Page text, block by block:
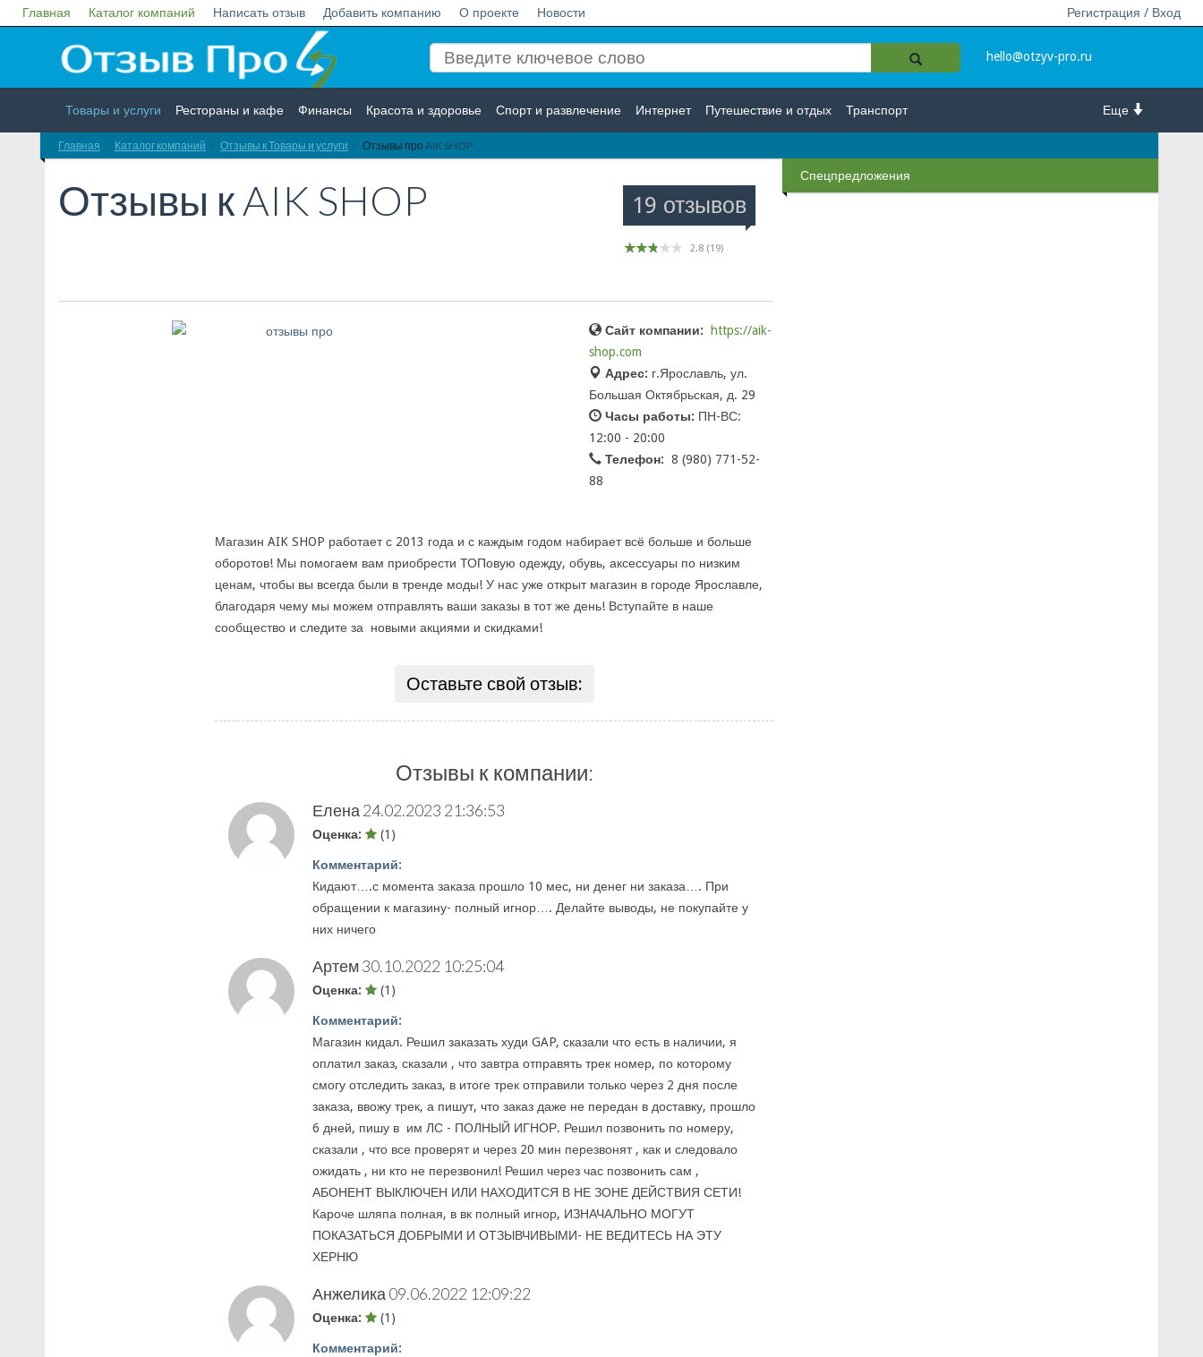
Главная Каталог компаний Написать отзыв Добавить компанию О проекте Новости Регистрация / Вход
hello@otzyv-pro.ru
Еще
Товары и услуги Рестораны и кафе Финансы Красота и здоровье Спорт и развлечение Интернет Путешествие и отдых Транспорт
Недвижимость Работа Гос. учреждения Личности Логистика
Главная Каталог компаний Отзывы к Товары и услуги Отзывы про AIK SHOP
19 отзывов
2.8 (19)
Отзывы кAIK SHOP
Сайт компании:
https://aik-
shop.com
Адрес: г.Ярославль, ул.
Большая Октябрьская, д. 29
Часы работы: ПН-ВС:
12:00 - 20:00
Телефон: 8 (980) 771-52-
88
Магазин AIK SHOP работает с 2013 года и с каждым годом набирает всё больше и больше
оборотов! Мы помогаем вам приобрести ТОПовую одежду, обувь, аксессуары по низким
ценам, чтобы вы всегда были в тренде моды! У нас уже открыт магазин в городе Ярославле,
благодаря чему мы можем отправлять ваши заказы в тот же день! Вступайте в наше
сообщество и следите за новыми акциями и скидками!
Оставьте свой отзыв:
Отзывы к компании:
Елена 24.02.2023 21:36:53
Оценка: (1)
Комментарий:
Кидают….с момента заказа прошло 10 мес, ни денег ни заказа…. При
обращении к магазину- полный игнор…. Делайте выводы, не покупайте у
них ничего
Артем30.10.2022 10:25:04
Оценка: (1)
Комментарий:
Магазин кидал. Решил заказать худи GAP, сказали что есть в наличии, я
оплатил заказ, сказали , что завтра отправять трек номер, по которому
смогу отследить заказ, в итоге трек отправили только через 2 дня после
заказа, ввожу трек, а пишут, что заказ даже не передан в доставку, прошло
6 дней, пишу в им ЛС - ПОЛНЫЙ ИГНОР. Решил позвонить по номеру,
сказали , что все проверят и через 20 мин перезвонят , как и следовало
ожидать , ни кто не перезвонил! Решил через час позвонить сам ,
АБОНЕНТ ВЫКЛЮЧЕН ИЛИ НАХОДИТСЯ В НЕ ЗОНЕ ДЕЙСТВИЯ СЕТИ!
Кароче шляпа полная, в вк полный игнор, ИЗНАЧАЛЬНО МОГУТ
ПОКАЗАТЬСЯ ДОБРЫМИ И ОТЗЫВЧИВЫМИ- НЕ ВЕДИТЕСЬ НА ЭТУ
ХЕРНЮ
Анжелика 09.06.2022 12:09:22
Оценка: (1)
Комментарий:
Спецпредложения